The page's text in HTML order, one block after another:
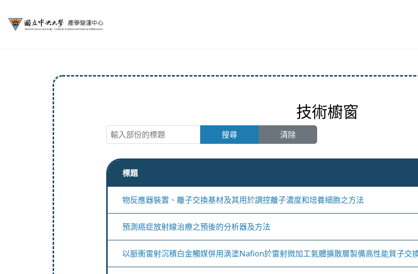
技術櫥窗
輸入部份的標題 搜尋 清除
標題
物反應器裝置、離子交換基材及其用於調控離子濃度和培養細胞之方法
預測癌症放射線治療之預後的分析器及方法
以脈衝雷射沉積白金觸媒併用滴塗Nafion於雷射微加工氣體擴散層製備高性能質子交